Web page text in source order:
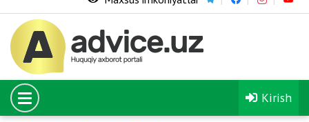
Kirish